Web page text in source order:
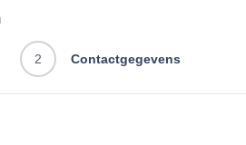
2 Contactgegevens